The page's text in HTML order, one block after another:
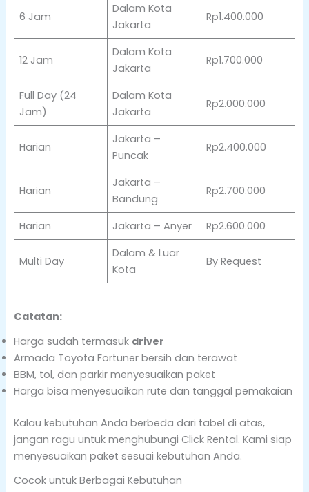
6 Jam
Dalam Kota
Jakarta
Rp1.400.000
12 Jam
Dalam Kota
Jakarta
Rp1.700.000
Full Day (24
Jam)
Dalam Kota
Jakarta
Rp2.000.000
Harian
Jakarta –
Puncak
Rp2.400.000
Harian
Jakarta –
Bandung
Rp2.700.000
Harian Jakarta – Anyer Rp2.600.000
Multi Day
Dalam & Luar
Kota
By Request
Catatan:
Harga sudah termasuk driver
Armada Toyota Fortuner bersih dan terawat
BBM, tol, dan parkir menyesuaikan paket
Harga bisa menyesuaikan rute dan tanggal pemakaian
Kalau kebutuhan Anda berbeda dari tabel di atas,
jangan ragu untuk menghubungi Click Rental. Kami siap
menyesuaikan paket sesuai kebutuhan Anda.
Cocok untuk Berbagai Kebutuhan